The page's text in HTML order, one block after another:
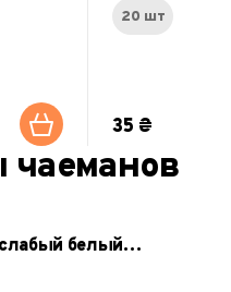
20 шт
35 ₴
белый…